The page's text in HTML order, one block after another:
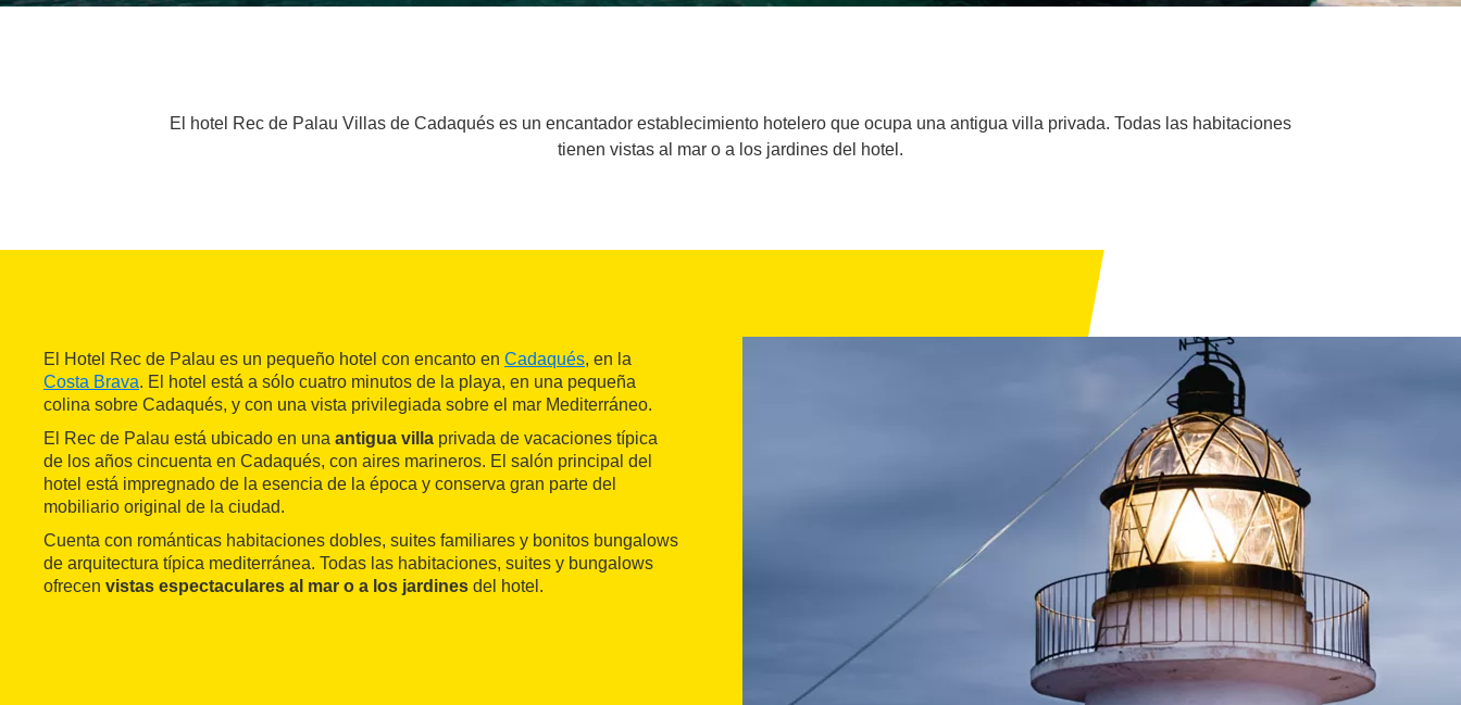
El hotel Rec de Palau Villas de Cadaqués es un encantador establecimiento hotelero que ocupa una antigua villa privada. Todas las habitaciones
tienen vistas al mar o a los jardines del hotel.
El Hotel Rec de Palau es un pequeño hotel con encanto en Cadaqués, en la
Costa Brava. El hotel está a sólo cuatro minutos de la playa, en una pequeña
colina sobre Cadaqués, y con una vista privilegiada sobre el mar Mediterráneo.
El Rec de Palau está ubicado en una antigua villa privada de vacaciones típica
de los años cincuenta en Cadaqués, con aires marineros. El salón principal del
hotel está impregnado de la esencia de la época y conserva gran parte del
mobiliario original de la ciudad.
Cuenta con románticas habitaciones dobles, suites familiares y bonitos bungalows
de arquitectura típica mediterránea. Todas las habitaciones, suites y bungalows
ofrecen vistas espectaculares al mar o a los jardines del hotel.